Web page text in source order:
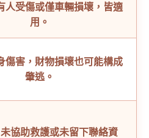
人受傷或僅車輛損壞，皆適
用。
傷害，財物損壞也可能構成
肇逃。
協助救護或未留下聯絡資